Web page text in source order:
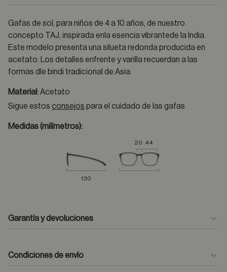
Gafas de sol, para niños de 4 a 10 años, de nuestro
concepto TAJ, inspirada enla esencia vibrantede la India.
Este modelo presenta una silueta redonda producida en
acetato. Los detalles enfrente y varilla recuerdan a las
formas dle bindi tradicional de Asia.
Material:Acetato
Sigue estos consejos para el cuidado de las gafas
Medidas (milímetros):
20 44
130
Garantía y devoluciones
Condiciones de envío